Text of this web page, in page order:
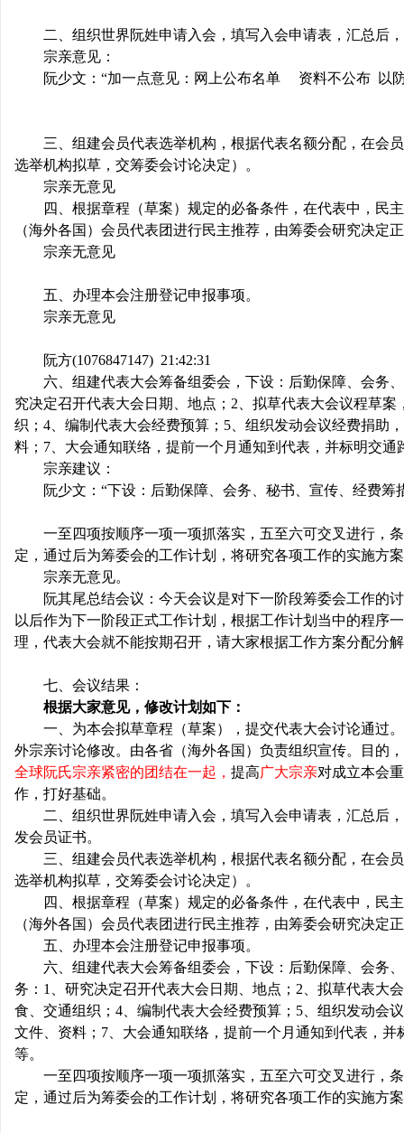
二、组织世界阮姓申请入会，填写入会申请表，汇总后
宗亲意见：
阮少文：“加一点意见：网上公布名单
资料不公布 以
三、组建会员代表选举机构，根据代表名额分配，在会
选举机构拟草，交筹委会讨论决定）。
宗亲无意见
四、根据章程（草案）规定的必备条件，在代表中，民
（海外各国）会员代表团进行民主推荐，由筹委会研究决定
宗亲无意见
五、办理本会注册登记申报事项。
宗亲无意见
阮方(1076847147) 21:42:31
六、组建代表大会筹备组委会，下设：后勤保障、会务
究决定召开代表大会日期、地点； 2 、拟草代表大会议程草
织； 4 、编制代表大会经费预算； 5 、组织发动会议经费捐助
料； 7 、大会通知联络，提前一个月通知到代表，并标明交
宗亲建议：
阮少文：“下设：后勤保障、会务、秘书、宣传、经费筹
一至四项按顺序一项一项抓落实，五至六可交叉进行，
定，通过后为筹委会的工作计划，将研究各项工作的实施方
宗亲无意见。
阮其尾总结会议：今天会议是对下一阶段筹委会工作的
以后作为下一阶段正式工作计划，根据工作计划当中的程序
理，代表大会就不能按期召开，请大家根据工作方案分配分
七、会议结果：
根据大家意见，修改计划如下：
一、为本会拟草章程（草案），提交代表大会讨论通过
外宗亲讨论修改。由各省（海外各国）负责组织宣传。目的
全球阮氏宗亲紧密的团结在一起， 提高广大宗亲对成立本会
作，打好基础。
二、组织世界阮姓申请入会，填写入会申请表，汇总后
发会员证书。
三、组建会员代表选举机构，根据代表名额分配，在会
选举机构拟草，交筹委会讨论决定）。
四、根据章程（草案）规定的必备条件，在代表中，民
（海外各国）会员代表团进行民主推荐，由筹委会研究决定
五、办理本会注册登记申报事项。
六、组建代表大会筹备组委会，下设：后勤保障、会务
务： 1 、研究决定召开代表大会日期、地点； 2 、拟草代表大
食、交通组织； 4 、编制代表大会经费预算； 5 、组织发动会
文件、资料； 7 、大会通知联络，提前一个月通知到代表，
等。
一至四项按顺序一项一项抓落实，五至六可交叉进行，
定，通过后为筹委会的工作计划，将研究各项工作的实施方